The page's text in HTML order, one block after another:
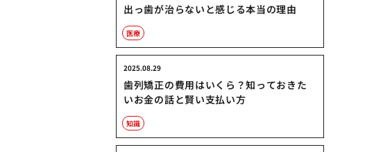
出っ歯が治らないと感じる本当の理由
医療
歯列矯正の費用はいくら？知っておきた
いお金の話と賢い支払い方
2025.08.29
知識